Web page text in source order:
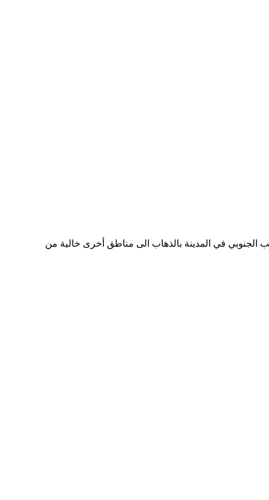
الجنوبي في المدينة بالذهاب الى مناطق أخرى خالية من